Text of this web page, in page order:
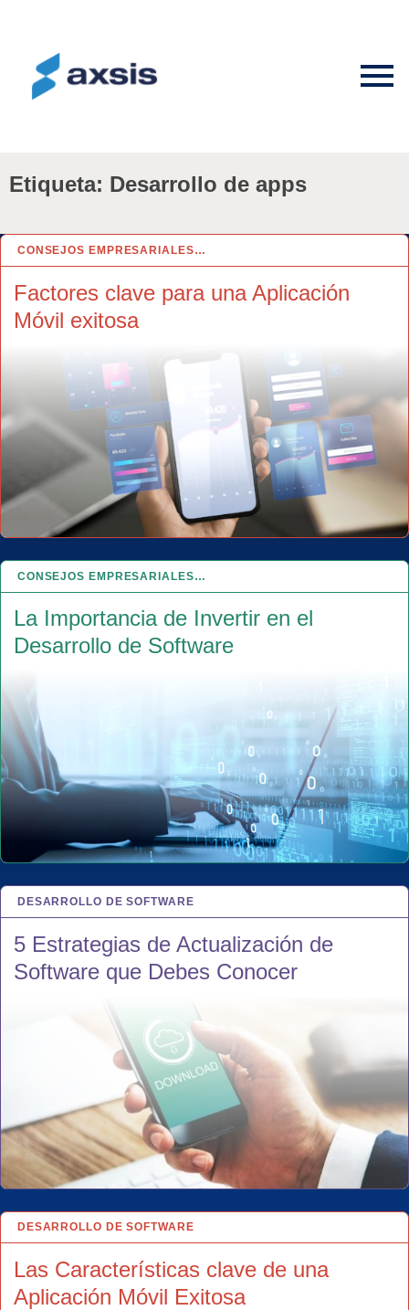
Etiqueta: Desarrollo de apps
CONSEJOS EMPRESARIALES…
Factores clave para una Aplicación
Móvil exitosa
10 OCT 2024
CONSEJOS EMPRESARIALES…
La Importancia de Invertir en el
Desarrollo de Software
15 MAR 2024
DESARROLLO DE SOFTWARE
5 Estrategias de Actualización de
Software que Debes Conocer
16 OCT 2023
DESARROLLO DE SOFTWARE
Las Características clave de una
Aplicación Móvil Exitosa
6 OCT 2023